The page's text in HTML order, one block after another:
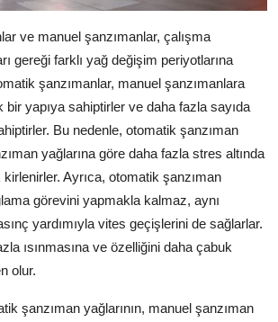
ve manuel şanzımanlar, çalışma
gereği farklı yağ değişim periyotlarına
şanzımanlar, manuel şanzımanlara
bir yapıya sahiptirler ve daha fazla sayıda
Bu nedenle, otomatik şanzıman
yağlarına göre daha fazla stres altında
Ayrıca, otomatik şanzıman
görevini yapmakla kalmaz, aynı
yardımıyla vites geçişlerini de sağlarlar.
ısınmasına ve özelliğini daha çabuk
olur.
şanzıman yağlarının, manuel şanzıman